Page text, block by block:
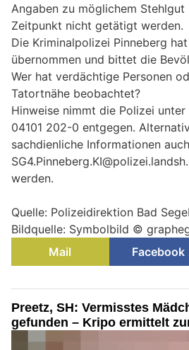
Angaben zu möglichem
Zeitpunkt nicht getätigt werden.
Die Kriminalpolizei Pinneberg
übernommen und bittet die
Wer hat verdächtige Personen
Tatortnähe beobachtet?
Hinweise nimmt die Polizei
04101 202-0 entgegen.
sachdienliche Informationen
werden.
Quelle: Polizeidirektion Bad
Bildquelle: Symbolbild ©
Mail
Facebook
Preetz, SH: Vermisstes
gefunden – Kripo ermittelt